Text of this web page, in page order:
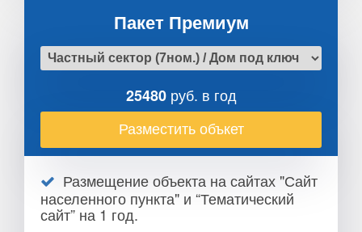
Пакет Премиум
25480руб. в год
Разместить объкет
Размещение объекта на сайтах "Сайт
населенного пункта" и “Тематический
сайт” на 1 год.